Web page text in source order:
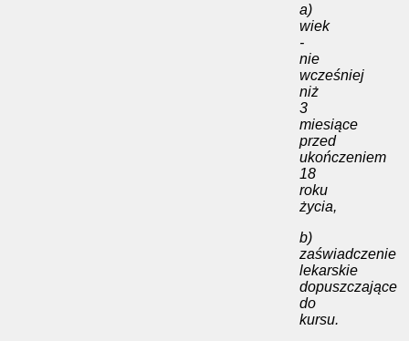
a)
wiek
-
nie
wcześniej
niż
3
miesiące
przed
ukończeniem
18
roku
życia,
b)
zaświadczenie
lekarskie
dopuszczające
do
kursu.